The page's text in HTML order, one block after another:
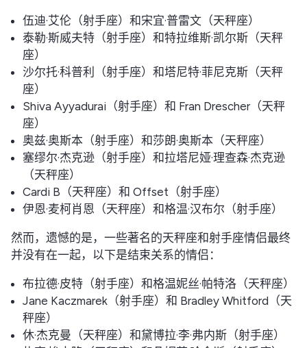
伍迪·艾伦（射手座）和宋宜·普雷文（天秤座）
泰勒·斯威夫特（射手座）和特拉维斯·凯尔斯（天秤
座）
沙尔托·科普利（射手座）和塔尼特·菲尼克斯（天秤
座）
Shiva Ayyadurai（射手座）和 Fran Drescher（天秤
座）
奥兹·奥斯本（射手座）和莎朗·奥斯本（天秤座）
塞缪尔·杰克逊（射手座）和拉塔尼娅·理查森·杰克逊
（天秤座）
Cardi B（天秤座）和 Offset（射手座）
伊恩·麦柯肖恩（天秤座）和格温·汉布尔（射手座）
然而，遗憾的是，一些著名的天秤座和射手座情侣最终
并没有在一起，以下是结束关系的情侣：
布拉德·皮特（射手座）和格温妮丝·帕特洛（天秤座）
Jane Kaczmarek（射手座）和 Bradley Whitford（天
秤座）
休·杰克曼（天秤座）和黛博拉·李·弗内斯（射手座）